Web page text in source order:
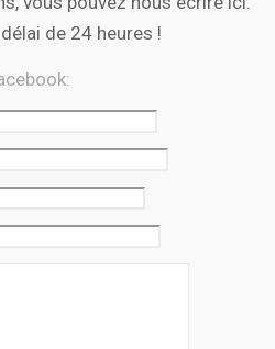
de 24 heures !